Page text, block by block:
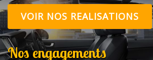
VOIR NOS REALISATIONS
Nos engagements